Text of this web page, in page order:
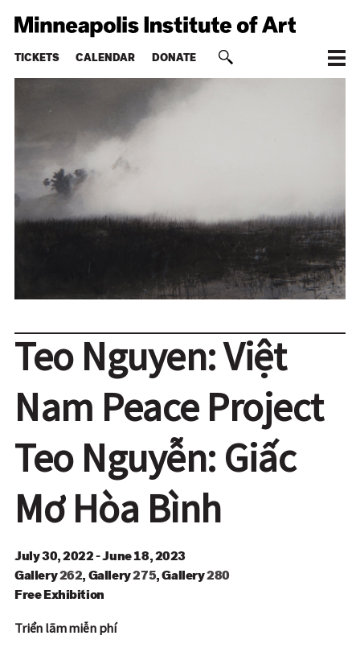
TICKETS CALENDAR DONATE
Teo Nguyen: Việt
Nam Peace Project
Teo Nguyễn: Giấc
Mơ Hòa Bình
July 30, 2022 - June 18, 2023
Gallery262, Gallery275,Gallery280
Free Exhibition
Triển lãm miễn phí